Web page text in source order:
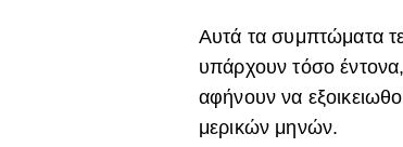
Αυτά τα συμπτώματα
υπάρχουν τόσο έντονα,
αφήνουν να
μερικών μηνών.